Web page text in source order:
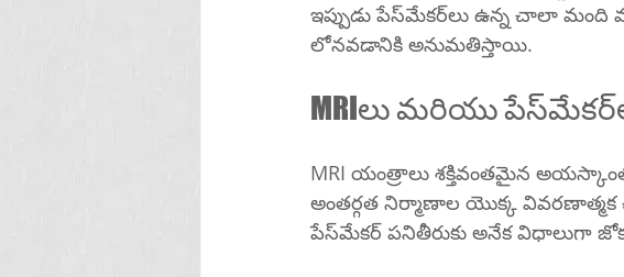
ఇప్పుడు పేస్‌మేకర్‌లు ఉన్న చాలా మంది వ్యక్తులు నిర్దిష్ట పరిస్థితులలో సురక్షితంగా MRI స్కాన్‌లకు
లోనవడానికి అనుమతిస్తాయి.
MRI యంత్రాలు శక్తివంతమైన
అంతర్గత నిర్మాణాల యొక్క వివరణాత్మక
పేస్‌మేకర్ పనితీరుకు అనేక విధాలుగా